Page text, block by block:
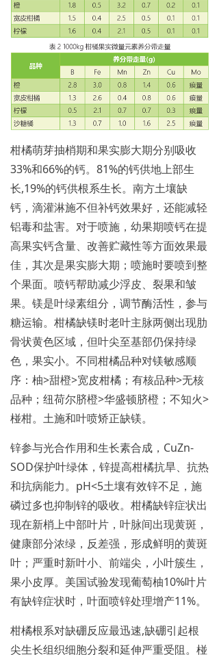
柑橘萌芽抽梢期和果实膨大期分别吸收
33%和66%的钙。81%的钙供地上部生
长,19%的钙供根系生长。南方土壤缺
钙，滴灌淋施不但补钙效果好，还能减轻
铝毒和盐害。对于喷施，幼果期喷钙在提
高果实钙含量、改善贮藏性等方面效果最
佳，其次是果实膨大期；喷施时要喷到整
个果面。喷钙帮助减少浮皮、裂果和皱
果。镁是叶绿素组分，调节酶活性，参与
糖运输。柑橘缺镁时老叶主脉两侧出现肋
骨状黄色区域，但叶尖至基部仍保持绿
色，果实小。不同柑橘品种对镁敏感顺
序：柚>甜橙>宽皮柑橘；有核品种>无核
品种；纽荷尔脐橙>华盛顿脐橙；不知火>
椪柑。土施和叶喷矫正缺镁。
锌参与光合作用和生长素合成，CuZn-
SOD保护叶绿体，锌提高柑橘抗旱、抗热
和抗病能力。pH<5土壤有效锌不足，施
磷过多也抑制锌的吸收。柑橘缺锌症状出
现在新梢上中部叶片，叶脉间出现黄斑，
健康部分浓绿，反差强，形成鲜明的黄斑
叶；严重时新叶小、前端尖，小叶簇生，
果小皮厚。美国试验发现葡萄柚10%叶片
有缺锌症状时，叶面喷锌处理增产11%。
柑橘根系对缺硼反应最迅速,缺硼引起根
尖生长组织细胞分裂和延伸严重受阻。椪